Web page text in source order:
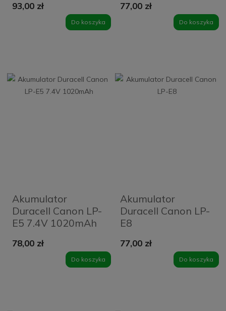
93,00 zł
Do koszyka
77,00 zł
Do koszyka
Akumulator
Duracell Canon LP-
E5 7.4V 1020mAh
78,00 zł
Do koszyka
Akumulator
Duracell Canon LP-
E8
77,00 zł
Do koszyka